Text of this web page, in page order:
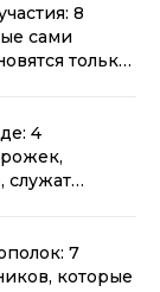
8
сами
только
4
служат
7
которые